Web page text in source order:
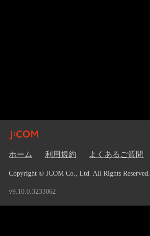
ホーム 利用規約 よくあるご質問
Copyright © JCOM Co., Ltd. All Rights Reserved.
v9.10.0.3233062